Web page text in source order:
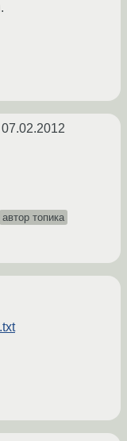
07.02.2012
автор топика